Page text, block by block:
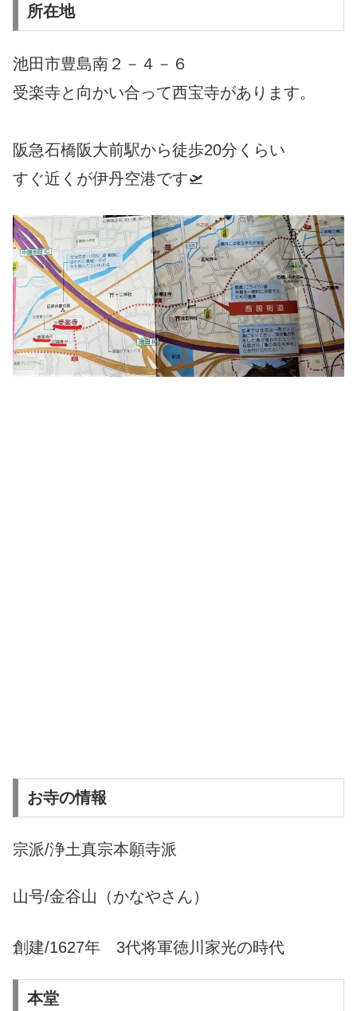
所在地
池田市豊島南２－４－６
受楽寺と向かい合って西宝寺があります。
阪急石橋阪大前駅から徒歩20分くらい
すぐ近くが伊丹空港です🛫
お寺の情報
宗派/浄土真宗本願寺派
山号/金谷山（かなやさん）
創建/1627年 3代将軍徳川家光の時代
本堂